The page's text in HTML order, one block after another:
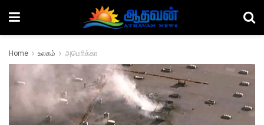
Home உலகம் அமொிக்கா